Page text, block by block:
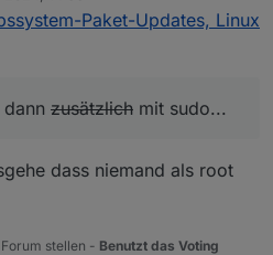
Paket-Updates, Linux
zusätzlich mit sudo...
dass niemand als root
stellen - Benutzt das Voting